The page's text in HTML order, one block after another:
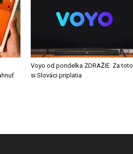
Voyo od pondelka ZDRAŽIE. Za toto
si Slováci priplatia